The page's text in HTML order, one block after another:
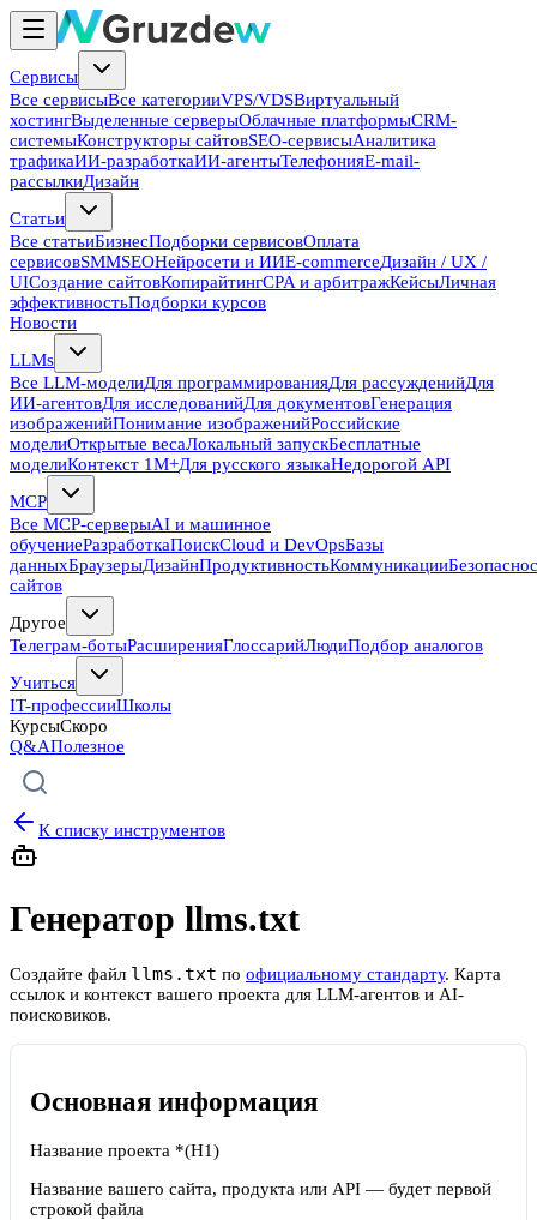
Сервисы
Все сервисыВсе категорииVPS/VDSВиртуальный
хостингВыделенные серверыОблачные платформыCRM-
системыКонструкторы сайтовSEO-сервисыАналитика
трафикаИИ-разработкаИИ-агентыТелефонияE-mail-
рассылкиДизайн
Статьи
Все статьиБизнесПодборки сервисовОплата
сервисовSMMSEOНейросети и ИИE-commerceДизайн / UX /
UIСоздание сайтовКопирайтингCPA и арбитражКейсыЛичная
эффективностьПодборки курсов
Новости
LLMs
Все LLM-моделиДля программированияДля рассужденийДля
ИИ-агентовДля исследованийДля документовГенерация
изображенийПонимание изображенийРоссийские
моделиОткрытые весаЛокальный запускБесплатные
моделиКонтекст 1M+Для русского языкаНедорогой API
MCP
Все MCP-серверыAI и машинное
обучениеРазработкаПоискCloud и DevOpsБазы
данныхБраузерыДизайнПродуктивностьКоммуникации
сайтов
Другое
Телеграм-ботыРасширенияГлоссарийЛюдиПодбор аналогов
Учиться
IT-профессииШколы
КурсыСкоро
Q&AПолезное
К списку инструментов
Генератор llms.txt
Создайте файл llms.txt по официальному стандарту. Карта
ссылок и контекст вашего проекта для LLM-агентов и AI-
поисковиков.
Основная информация
Название проекта *(H1)
Название вашего сайта, продукта или API — будет первой
строкой файла